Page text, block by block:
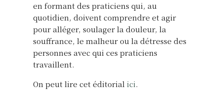
en formant des praticiens qui, au
quotidien, doivent comprendre et agir
pour alléger, soulager la douleur, la
souffrance, le malheur ou la détresse des
personnes avec qui ces praticiens
travaillent.
On peut lire cet éditorial ici.